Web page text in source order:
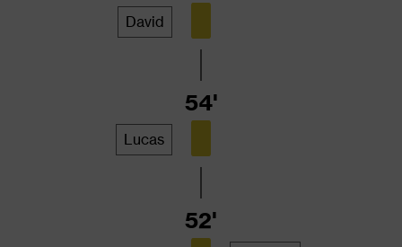
David
Lucas
54'
52'